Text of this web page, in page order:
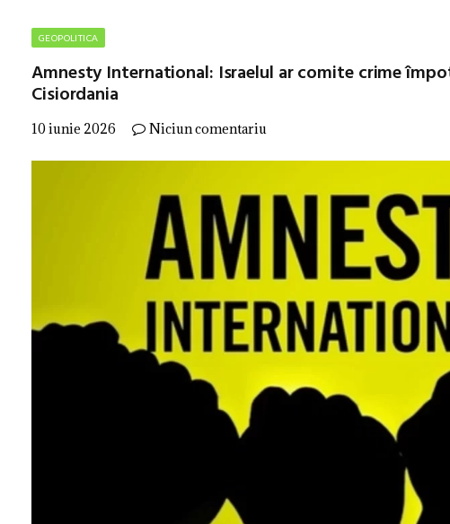
GEOPOLITICA
Amnesty International: Israelul ar comite crime
Cisiordania
10 iunie 2026 Niciun comentariu